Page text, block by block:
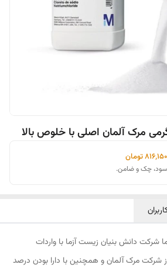
۸۱۶٬۱۵۰تومان
شرکت دانش بنیان زیست آزما با واردات
شرکت مرک آلمان و همچنین با دارا بودن درصد